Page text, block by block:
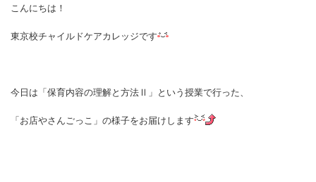
こんにちは！
東京校チャイルドケアカレッジです
今日は「保育内容の理解と方法Ⅱ」という授業で行った、
「お店やさんごっこ」の様子をお届けします